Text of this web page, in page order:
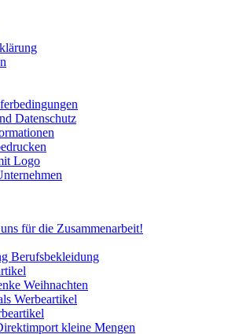
Datenschutz
Logo
für die Zusammenarbeit!
Berufsbekleidung
Weihnachten
Werbeartikel
kleine Mengen